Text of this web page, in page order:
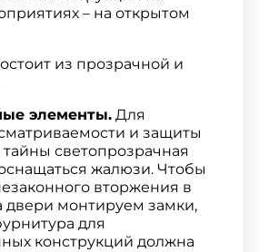
– на открытом
из прозрачной и
элементы.Для
и защиты
светопрозрачная
жалюзи. Чтобы
вторжения в
монтируем замки,
для
конструкций должна